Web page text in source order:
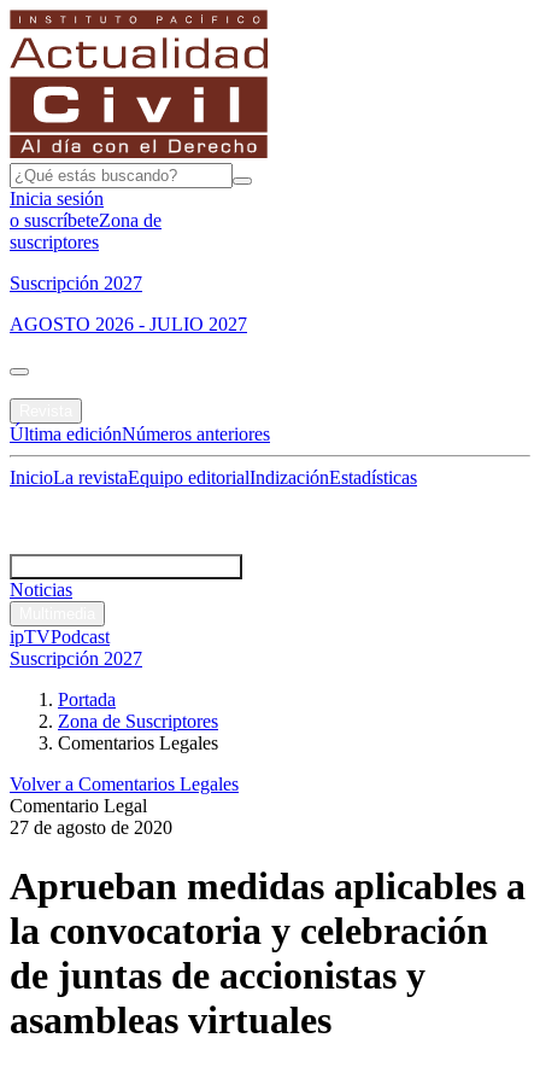
Inicia sesión
o suscríbeteZona de
suscriptores
Suscripción 2027
AGOSTO 2026 - JULIO 2027
Última ediciónNúmeros anteriores
InicioLa revistaEquipo editorialIndizaciónEstadísticas
Noticias
ipTVPodcast
Suscripción 2027
Portada
Zona de Suscriptores
Comentarios Legales
Volver a Comentarios Legales
Comentario Legal
27 de agosto de 2020
Aprueban medidas aplicables a
la convocatoria y celebración
de juntas de accionistas y
asambleas virtuales